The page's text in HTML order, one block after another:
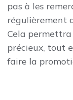
pas à les
régulièrement
Cela
précieux, tout
faire la